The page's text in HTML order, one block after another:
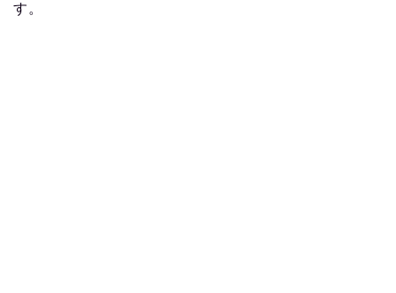
す。